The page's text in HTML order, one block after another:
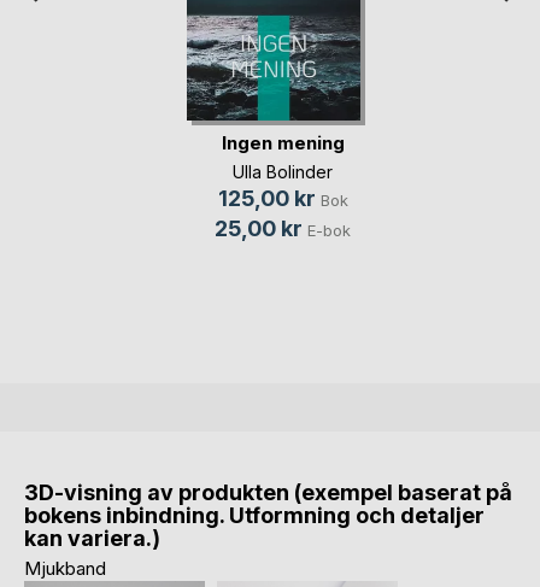
Ingen mening
Ulla Bolinder
125,00 kr Bok
25,00 kr E-bok
3D-visning av produkten (exempel baserat på
bokens inbindning. Utformning och detaljer
kan variera.)
Mjukband